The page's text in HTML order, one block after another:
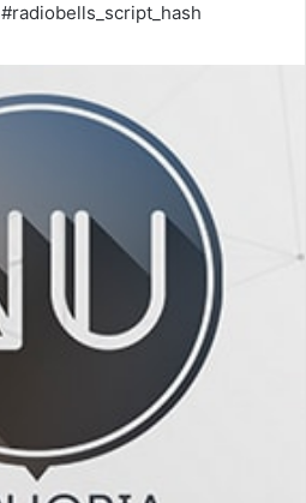
#radiobells_script_hash